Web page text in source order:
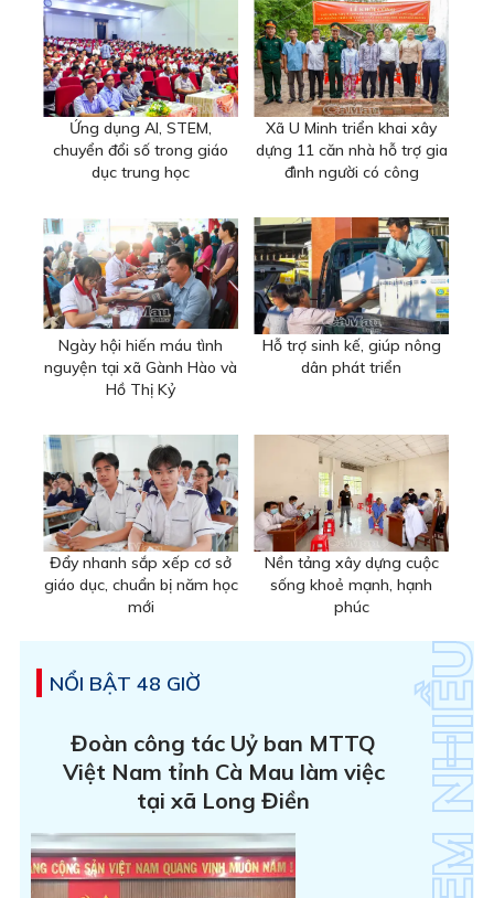
Ứng dụng AI, STEM,
chuyển đổi số trong giáo
dục trung học
Xã U Minh triển khai xây
dựng 11 căn nhà hỗ trợ gia
đình người có công
Ngày hội hiến máu tình
nguyện tại xã Gành Hào và
Hồ Thị Kỷ
Hỗ trợ sinh kế, giúp nông
dân phát triển
Đẩy nhanh sắp xếp cơ sở
giáo dục, chuẩn bị năm học
mới
Nền tảng xây dựng cuộc
sống khoẻ mạnh, hạnh
phúc
NỔI BẬT 48 GIỜ
Đoàn công tác Uỷ ban MTTQ
Việt Nam tỉnh Cà Mau làm việc
tại xã Long Điền